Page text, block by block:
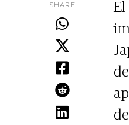
SHARE
El